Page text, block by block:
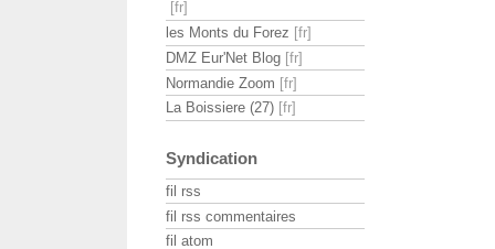
les Monts du Forez
DMZ Eur'Net Blog
Normandie Zoom
La Boissiere (27)
Syndication
fil rss
fil rss commentaires
fil atom